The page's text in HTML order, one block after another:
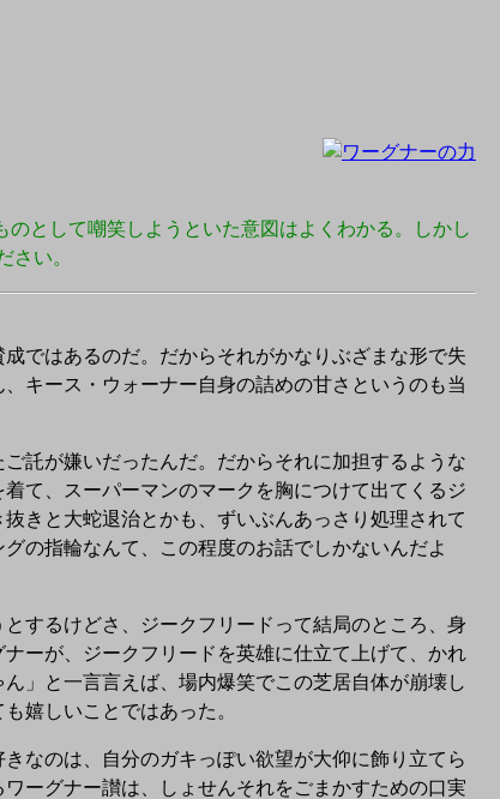
として嘲笑しようといた意図はよくわかる。しかし
い。
ではあるのだ。だからそれがかなりぶざまな形で失
キース・ウォーナー自身の詰めの甘さというのも当
託が嫌いだったんだ。だからそれに加担するような
て、スーパーマンのマークを胸につけて出てくるジ
きと大蛇退治とかも、ずいぶんあっさり処理されて
の指輪なんて、この程度のお話でしかないんだよ
するけどさ、ジークフリードって結局のところ、身
ーが、ジークフリードを英雄に仕立て上げて、かれ
」と一言言えば、場内爆笑でこの芝居自体が崩壊し
嬉しいことではあった。
なのは、自分のガキっぽい欲望が大仰に飾り立てら
ーグナー讃は、しょせんそれをごまかすための口実